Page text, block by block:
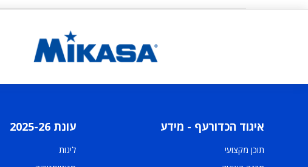
איגוד הכדורעף - מידע
תוכן מקצועי
עונת 2025-26
ליגות